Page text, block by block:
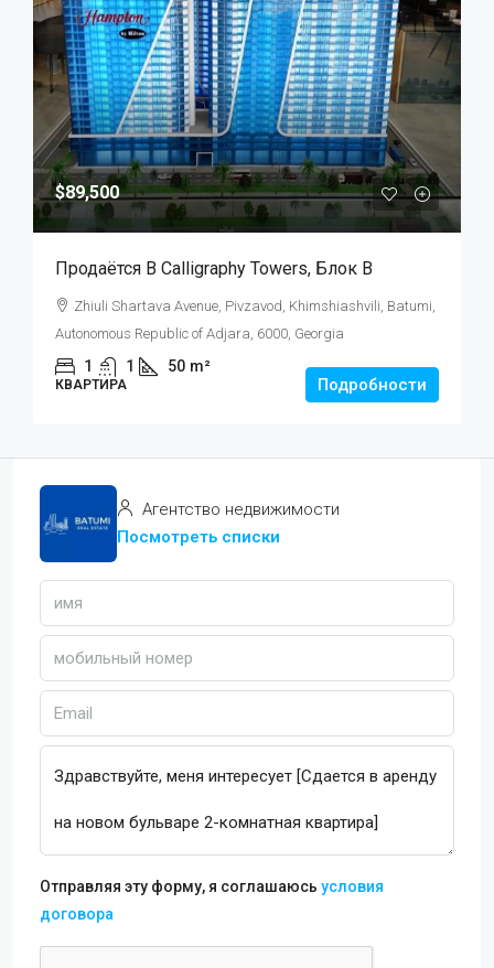
$89,500
Продаётся В Calligraphy Towers, Блок B
Zhiuli Shartava Avenue, Pivzavod, Khimshiashvili, Batumi,
Autonomous Republic of Adjara, 6000, Georgia
1 1 50 m²
КВАРТИРА Подробности
Агентство недвижимости
Посмотреть списки
Отправляя эту форму, я соглашаюсь условия
договора